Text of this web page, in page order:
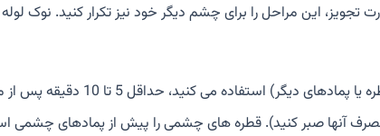
این مراحل را برای چشم دیگر خود نیز تکرار کنید. نوک لوله
اگر از انواع دیگری از داروهای چشمی (مانند قطره
تا 10 دقیقه پیش از مصرف آنها صبر کنید). قطره های چشمی را پیش از پمادهای